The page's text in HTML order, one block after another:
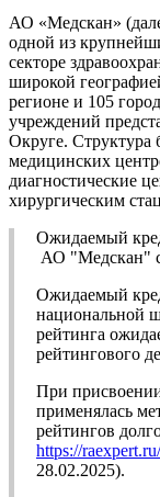
АО «Медскан»
одной из
секторе
широкой
регионе и 105
учреждений
Округе. Структура
медицинских
диагностические
хирургическим
Ожидаемый
АО "Медскан"
Ожидаемый
национальной
рейтинга
рейтингового
При
применялась
рейтингов
https://
28.02.2025).